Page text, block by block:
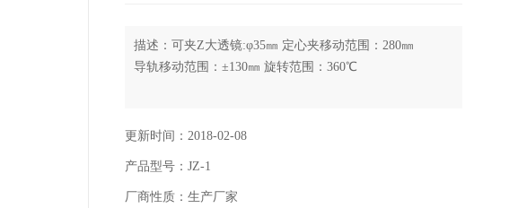
描述：可夹Z大透镜:φ35㎜ 定心夹移动范围：280㎜
导轨移动范围：±130㎜ 旋转范围：360℃
更新时间：2018-02-08
产品型号：JZ-1
厂商性质：生产厂家